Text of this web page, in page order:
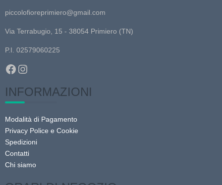
piccolofioreprimiero@gmail.com
Via Terrabugio, 15 - 38054 Primiero (TN)
P.I. 02579060225
Facebook
Instagram
INFORMAZIONI
Modalità di Pagamento
Privacy Police e Cookie
Spedizioni
Contatti
Chi siamo